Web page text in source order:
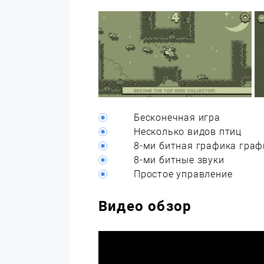
Бесконечная игра
Несколько видов птиц
8-ми битная графика
8-ми битные звуки
Простое управление
Видео обзор